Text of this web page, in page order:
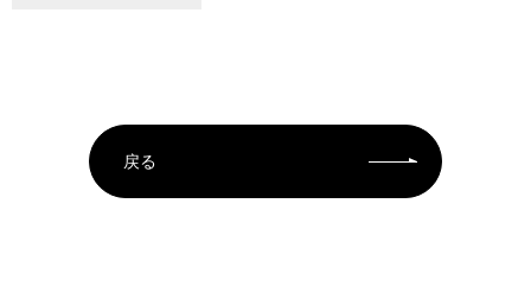
戻る